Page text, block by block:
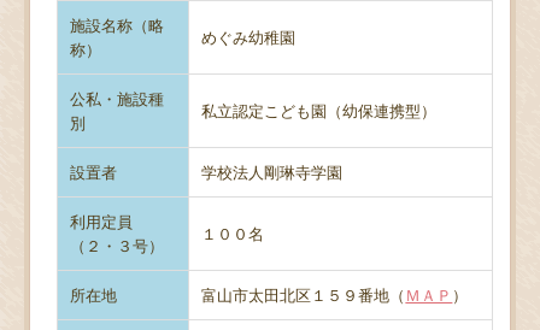
施設名称（略
称）
めぐみ幼稚園
公私・施設種
別
私立認定こども園（幼保連携型）
設置者 学校法人剛琳寺学園
利用定員
（２・３号）
１００名
所在地 富山市太田北区１５９番地（ ＭＡＰ ）